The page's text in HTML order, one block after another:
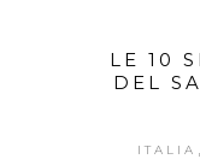
LE 10
DEL
ITALIA